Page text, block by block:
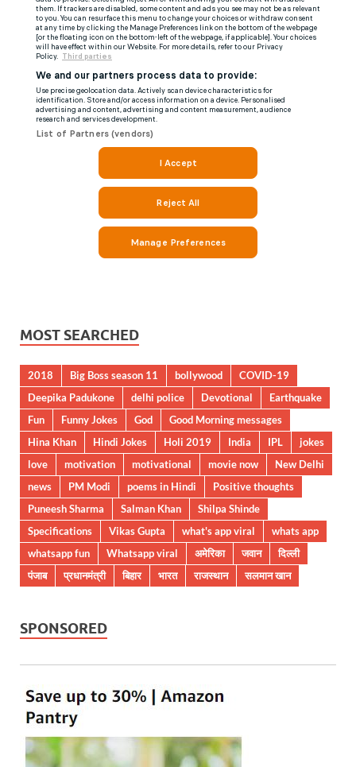
MOST SEARCHED
2018 Big Boss season 11 bollywood
COVID-19
Deepika Padukone
delhi police Devotional
Earthquake
Fun
Funny Jokes God
Good Morning messages
Hina Khan
Hindi Jokes Holi 2019 India IPL
jokes
love
motivation motivational movie now
New Delhi
news
PM Modi poems in Hindi
Positive thoughts
Puneesh Sharma
Salman Khan
Shilpa Shinde
Specifications
Vikas Gupta what's app viral
whats app
whatsapp fun
Whatsapp viral अमेरिका जवान
दिल्ली
पंजाब
प्रधानमंत्री बिहार भारत राजस्थान सलमान खान
SPONSORED